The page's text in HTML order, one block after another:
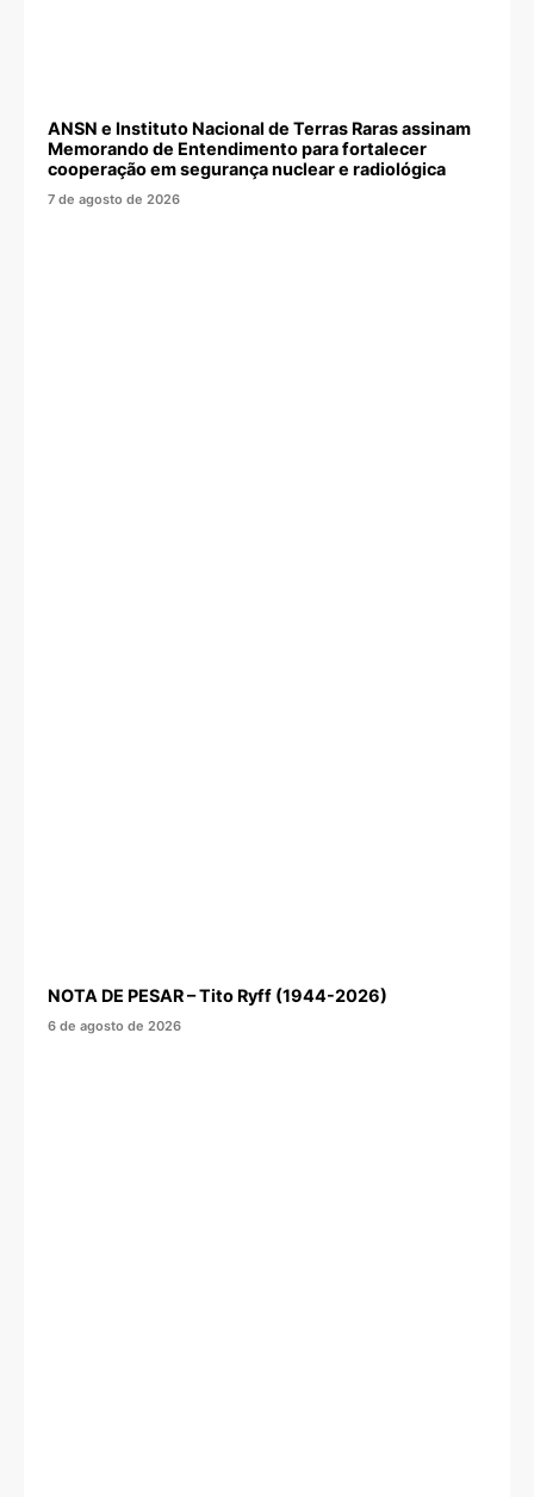
ANSN e Instituto Nacional de Terras Raras assinam
Memorando de Entendimento para fortalecer
cooperação em segurança nuclear e radiológica
7 de agosto de 2026
NOTA DE PESAR – Tito Ryff (1944-2026)
6 de agosto de 2026